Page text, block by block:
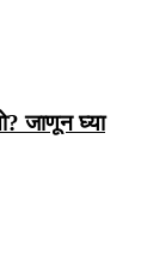
जाणून घ्या